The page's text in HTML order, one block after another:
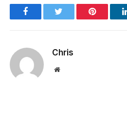
Facebook Pinterest
Chris
Website